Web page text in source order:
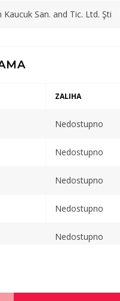
Kaucuk San. and Tic. Ltd. Şti
ZALIHA
Nedostupno
Nedostupno
Nedostupno
Nedostupno
Nedostupno